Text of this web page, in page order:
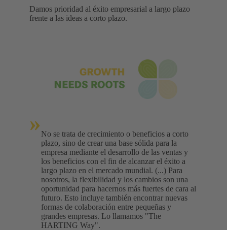
Damos prioridad al éxito empresarial a largo plazo
frente a las ideas a corto plazo.
» No se trata de crecimiento o beneficios a corto
plazo, sino de crear una base sólida para la
empresa mediante el desarrollo de las ventas y
los beneficios con el fin de alcanzar el éxito a
largo plazo en el mercado mundial. (...) Para
nosotros, la flexibilidad y los cambios son una
oportunidad para hacernos más fuertes de cara al
futuro. Esto incluye también encontrar nuevas
formas de colaboración entre pequeñas y
grandes empresas. Lo llamamos "The
HARTING Way".